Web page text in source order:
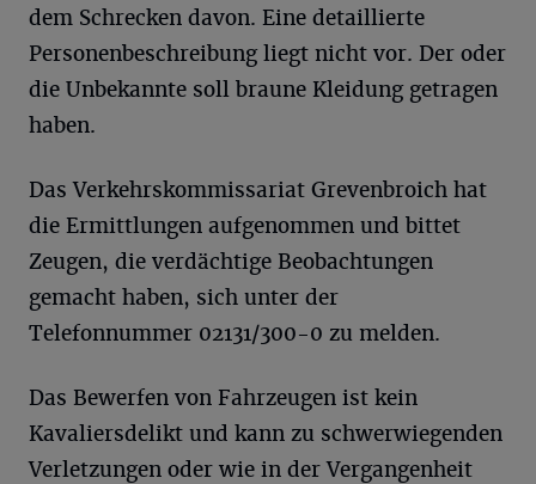
dem Schrecken davon. Eine detaillierte
Personenbeschreibung liegt nicht vor. Der oder
die Unbekannte soll braune Kleidung getragen
haben.
Das Verkehrskommissariat Grevenbroich hat
die Ermittlungen aufgenommen und bittet
Zeugen, die verdächtige Beobachtungen
gemacht haben, sich unter der
Telefonnummer 02131/300-0 zu melden.
Das Bewerfen von Fahrzeugen ist kein
Kavaliersdelikt und kann zu schwerwiegenden
Verletzungen oder wie in der Vergangenheit